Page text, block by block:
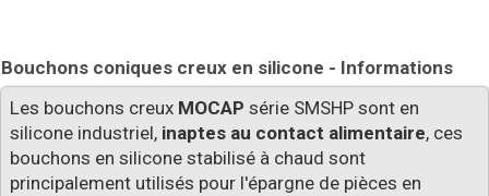
Bouchons coniques creux en silicone - Informations
Les bouchons creux MOCAP série SMSHP sont en
silicone industriel, inaptes au contact alimentaire, ces
bouchons en silicone stabilisé à chaud sont
principalement utilisés pour l'épargne de pièces en